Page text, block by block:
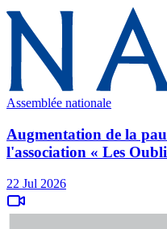
Assemblée nationale
Augmentation de la
l'association « Les
22 Jul 2026